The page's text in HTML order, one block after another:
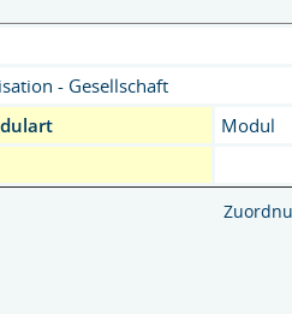
- Gesellschaft
Modul